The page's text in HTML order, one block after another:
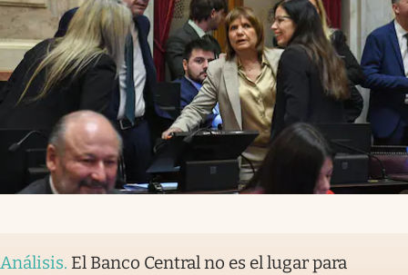
Análisis. El Banco Central no es el lugar para